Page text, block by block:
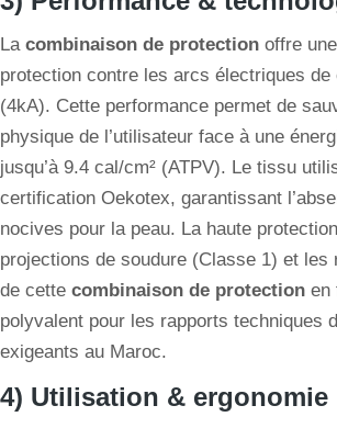
La combinaison de protection offre
protection contre les arcs électriques de
(4kA). Cette performance permet de
physique de l’utilisateur face à une
jusqu’à 9.4 cal/cm² (ATPV). Le tissu
certification Oekotex, garantissant
nocives pour la peau. La haute
projections de soudure (Classe 1) et les
de cette combinaison de protection en
polyvalent pour les rapports techniques
exigeants au Maroc.
4) Utilisation & ergonomie